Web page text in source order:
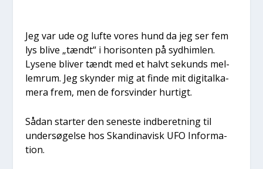
Jeg var ude og luf­te vores hund da jeg ser fem
lys bli­ve „tændt“ i hori­son­ten på syd­him­len.
Lyse­ne bli­ver tændt med et halvt sekunds mel­
lem­rum. Jeg skyn­der mig at fin­de mit digi­tal­ka­
me­ra frem, men de for­svin­der hur­tigt.
Sådan star­ter den sene­ste ind­be­ret­ning til
under­sø­gel­se hos Skan­di­na­visk UFO Infor­ma­
tion.